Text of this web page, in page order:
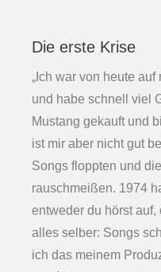
Die erste Krise
„Ich war von heute
und habe schnell viel
Mustang gekauft und
ist mir aber nicht gut
Songs floppten und
rauschmeißen. 1974
entweder du hörst auf,
alles selber: Songs
ich das meinem